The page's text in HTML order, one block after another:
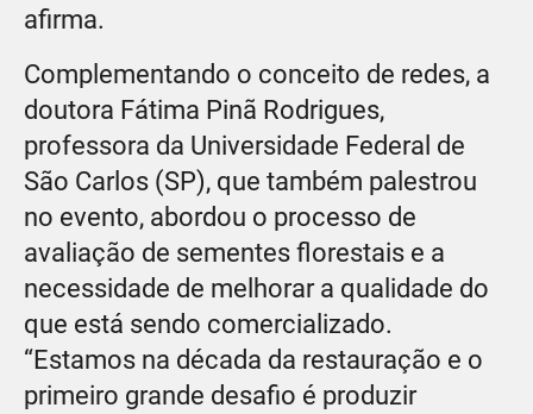
afirma.
Complementando o conceito de redes, a
doutora Fátima Pinã Rodrigues,
professora da Universidade Federal de
São Carlos (SP), que também palestrou
no evento, abordou o processo de
avaliação de sementes florestais e a
necessidade de melhorar a qualidade do
que está sendo comercializado.
“Estamos na década da restauração e o
primeiro grande desafio é produzir